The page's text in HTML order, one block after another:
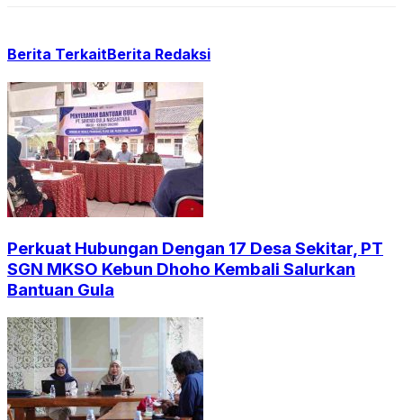
Berita TerkaitBerita Redaksi
Perkuat Hubungan Dengan 17 Desa Sekitar, PT
SGN MKSO Kebun Dhoho Kembali Salurkan
Bantuan Gula